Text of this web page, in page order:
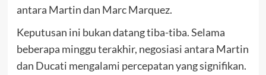
antara Martin dan Marc Marquez.
Keputusan ini bukan datang tiba-tiba. Selama
beberapa minggu terakhir, negosiasi antara Martin
dan Ducati mengalami percepatan yang signifikan.